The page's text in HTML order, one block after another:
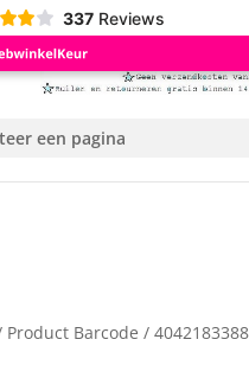
337 Reviews
een pagina
Barcode /